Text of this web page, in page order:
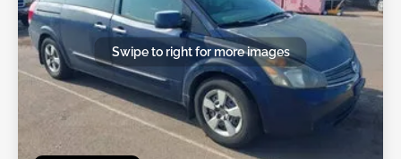
Swipe to right for more images